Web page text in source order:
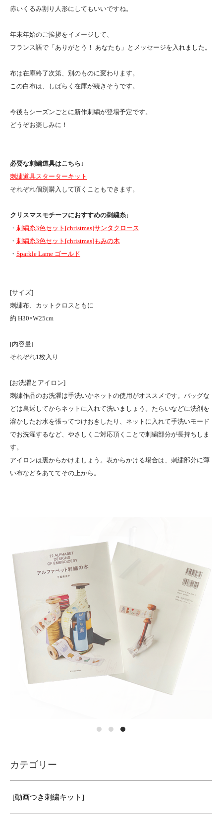
赤いくるみ割り人形にしてもいいですね。
年末年始のご挨拶をイメージして、
フランス語で「ありがとう！ あなたも」とメッセージを入れました。
布は在庫終了次第、別のものに変わります。
この白布は、しばらく在庫が続きそうです。
今後もシーズンごとに新作刺繍が登場予定です。
どうぞお楽しみに！
必要な刺繍道具はこちら ↓
刺繍道具スターターキット
それぞれ個別購入して頂くこともできます。
クリスマスモチーフにおすすめの刺繍糸 ↓
・ 刺繍糸3色セット[christmas]サンタクロース
・ 刺繍糸3色セット[christmas]もみの木
・ Sparkle Lame ゴールド
[サイズ]
刺繍布、カットクロスともに
約 H30×W25cm
[内容量]
それぞれ1枚入り
[お洗濯とアイロン]
刺繍作品のお洗濯は手洗いかネットの使用がオススメです。バッグな
どは裏返してからネットに入れて洗いましょう。たらいなどに洗剤を
溶かしたお水を張ってつけおきしたり、ネットに入れて手洗いモード
でお洗濯するなど、やさしくご対応頂くことで刺繍部分が長持ちしま
す。
アイロンは裏からかけましょう。表からかける場合は、刺繍部分に薄
い布などをあててその上から。
カテゴリー
[動画つき刺繍キット]